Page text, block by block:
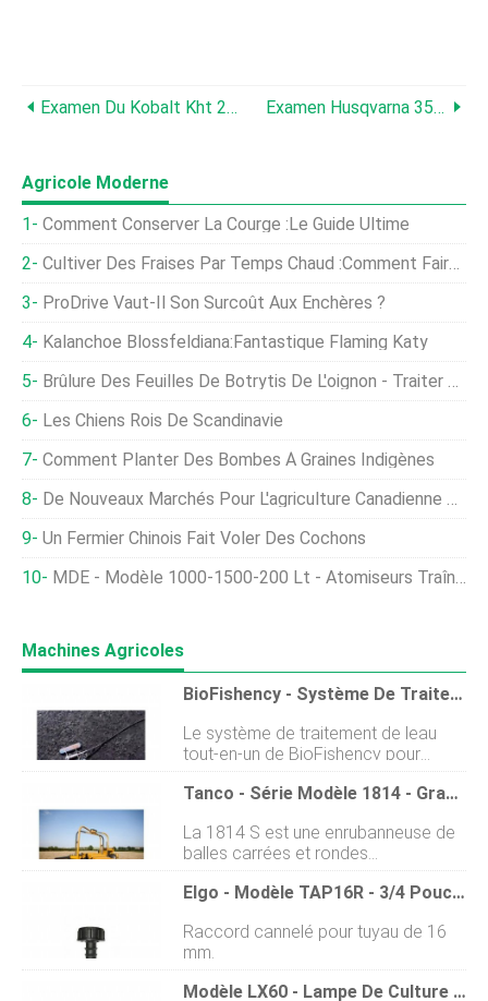
Examen Du Kobalt Kht 240 :un Taille-Haie De 24 Pouces Coupe Facilement Les Grosses Branches Examen Husqvarna 350BT:Volume D'air Puissant Et Confort Aéré Combinés
Agricole Moderne
Comment Conserver La Courge :le Guide Ultime
Cultiver Des Fraises Par Temps Chaud :comment Faire Pousser Des Fraises À Haute Température
ProDrive Vaut-Il Son Surcoût Aux Enchères ?
Kalanchoe Blossfeldiana:Fantastique Flaming Katy
Brûlure Des Feuilles De Botrytis De L'oignon - Traiter Les Oignons Avec La Brûlure Des Feuilles De Botrytis
Les Chiens Rois De Scandinavie
Comment Planter Des Bombes À Graines Indigènes
De Nouveaux Marchés Pour L'agriculture Canadienne Ont Du Potentiel, Rapport Commercial De La FCC
Un Fermier Chinois Fait Voler Des Cochons
MDE - Modèle 1000-1500-200 Lt - Atomiseurs Traînés
Machines Agricoles
BioFishency - Système De Traitement De L'eau D'aquaculture
Le système de traitement de leau
tout-en-un de BioFishency pour
laquaculture augmente la
productivité des poissons, a une
améliore les conditions de leau, et
augmente considérablement la
rentabilité. BioFishency surmonte
deux défis clés de laquaculture :la
disponibilité limitée de leau et
laccumulation dammoniac toxique
(excrétée par les poissons). Le
système traite biologiquement leau
Tanco - Série Modèle 1814 - Grande Banderole Statique Carrée
La 1814 S est une enrubanneuse de
balles carrées et rondes
extrêmement compacte et efficace.
Il est idéal pour les entrepreneurs qui
dempilage. Détails des produits 1814
en un coup dœil Contrôleur expert
RDS Télécommande Nivellement et
Elgo - Modèle TAP16R - 3/4 Pouce - 16mm - Connecteur Robinet
Raccord cannelé pour tuyau de 16
mm.
Modèle LX60 - Lampe De Culture À LED Pour La Production De Cultures Horticoles